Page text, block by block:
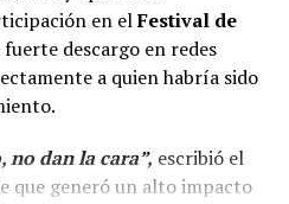
en elFestival de
descargo en redes
a quien habría sido
no dan la cara”, escribió el
que generó un alto impacto